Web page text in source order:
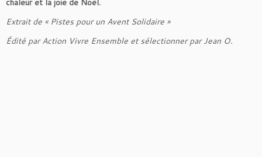
chaleur et la joie de Noël.
Extrait de « Pistes pour un Avent Solidaire »
Édité par Action Vivre Ensemble et sélectionner par Jean O.